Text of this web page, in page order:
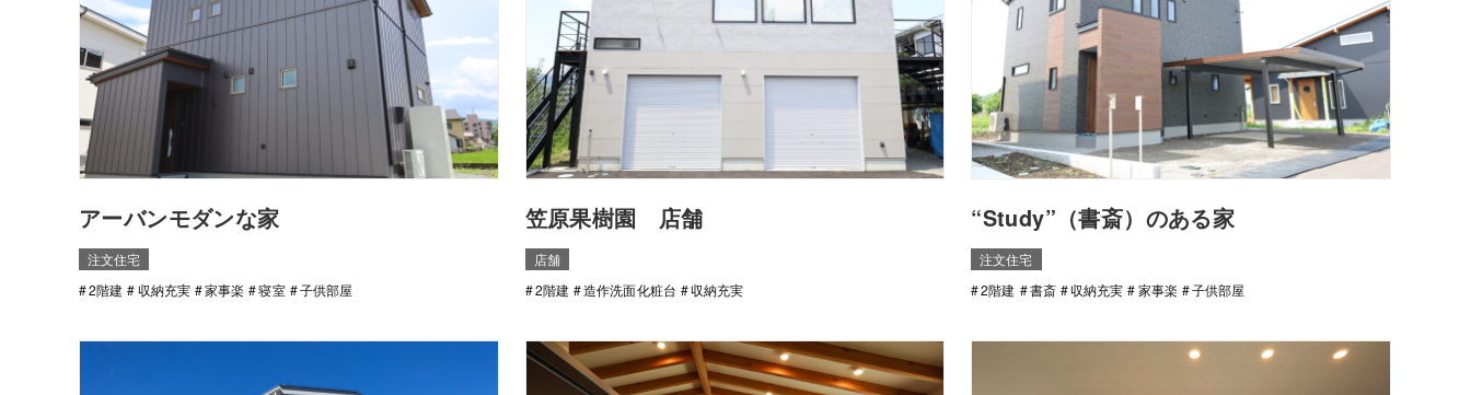
アーバンモダンな家
注文住宅
2階建
収納充実 家事楽 寝室 子供部屋
笠原果樹園 店舗
店舗
2階建
造作洗面化粧台 収納充実
“Study”（書斎）のある家
注文住宅
2階建
書斎 収納充実 家事楽 子供部屋